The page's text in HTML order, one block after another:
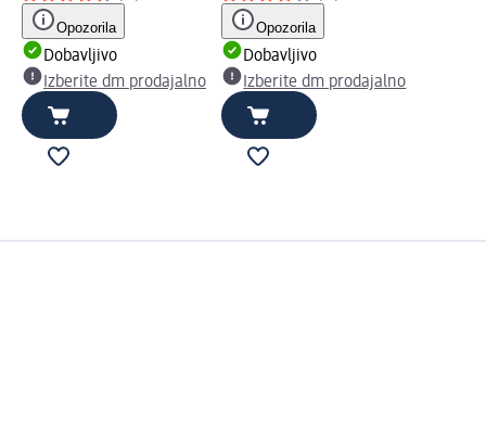
Opozorila
Dobavljivo
Izberite dm prodajalno
Opozorila
Dobavljivo
Izberite dm prodajalno